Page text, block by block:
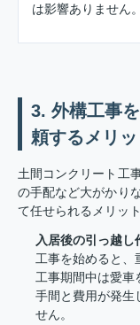
は影響ありません。
3. 外構工事
頼するメリッ
土間コンクリート工
の手配など大がかり
て任せられるメリッ
入居後の引っ越し
工事を始めると、
工事期間中は愛車
手間と費用が発生
せん。